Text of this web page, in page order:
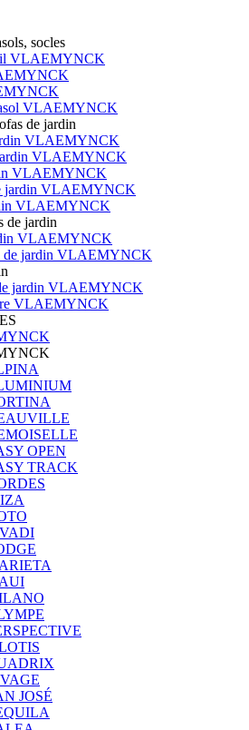
socles
VLAEMYNCK
VLAEMYNCK
de jardin
VLAEMYNCK
VLAEMYNCK
VLAEMYNCK
jardin VLAEMYNCK
VLAEMYNCK
de jardin
VLAEMYNCK
de jardin VLAEMYNCK
jardin VLAEMYNCK
VLAEMYNCK
OPEN
TRACK
JOSÉ